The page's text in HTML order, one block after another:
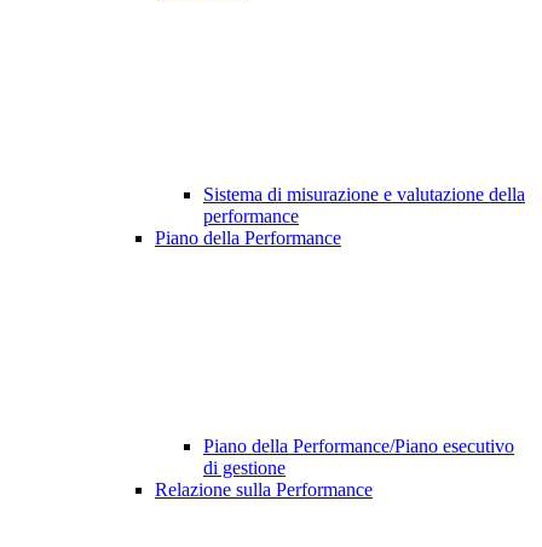
Sistema di misurazione e valutazione della
performance
Piano della Performance
Piano della Performance/Piano esecutivo
di gestione
Relazione sulla Performance